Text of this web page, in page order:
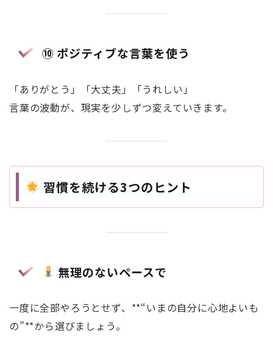
⑩ ポジティブな言葉を使う
「ありがとう」「大丈夫」「うれしい」
言葉の波動が、現実を少しずつ変えていきます。
習慣を続ける3つのヒント
無理のないペースで
一度に全部やろうとせず、**“いまの自分に心地よいも
の”**から選びましょう。